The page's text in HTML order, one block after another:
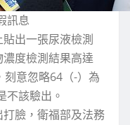
訊息
出一張尿液檢測
度檢測結果高達
意忽略64（-）為
不該驗出。
臉，衛福部及法務